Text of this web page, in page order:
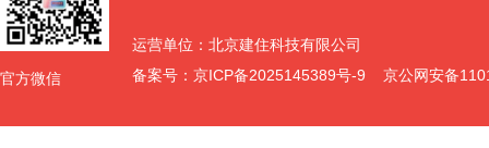
官方微信
运营单位：北京建住科技有限公司
备案号： 京ICP备2025145389号-9 京公网安备